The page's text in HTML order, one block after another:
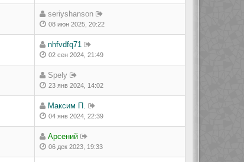
seriyshanson
08 июн 2025, 20:22
nhfvdfq71
02 сен 2024, 21:49
Spely
23 янв 2024, 14:02
Максим П.
04 янв 2024, 22:39
Арсений
06 дек 2023, 19:33